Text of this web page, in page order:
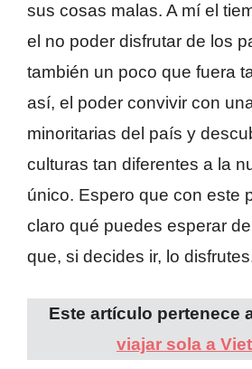
sus cosas malas. A mí el
el no poder disfrutar de los
también un poco que fuera
así, el poder convivir con
minoritarias del país y
culturas tan diferentes a la
único. Espero que con este
claro qué puedes esperar
que, si decides ir, lo
Este artículo pertenece
viajar sola a